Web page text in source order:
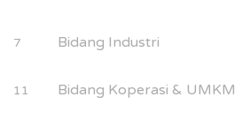
7 Bidang Industri
11 Bidang Koperasi & UMKM